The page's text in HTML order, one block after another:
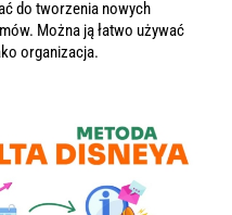
do tworzenia nowych
Można ją łatwo używać
organizacja.